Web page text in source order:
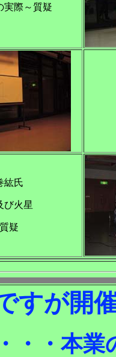
実際～質疑
紘氏
び火星
疑
すが開
・・本